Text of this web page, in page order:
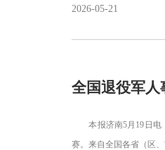
2026-05-21
全国退役军人
本报济南5月19日电
赛。来自全国各省（区